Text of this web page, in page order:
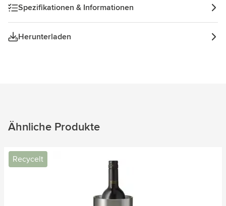
Spezifikationen & Informationen
Herunterladen
Ähnliche Produkte
Recycelt